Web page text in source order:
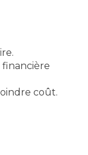
financière
coût.